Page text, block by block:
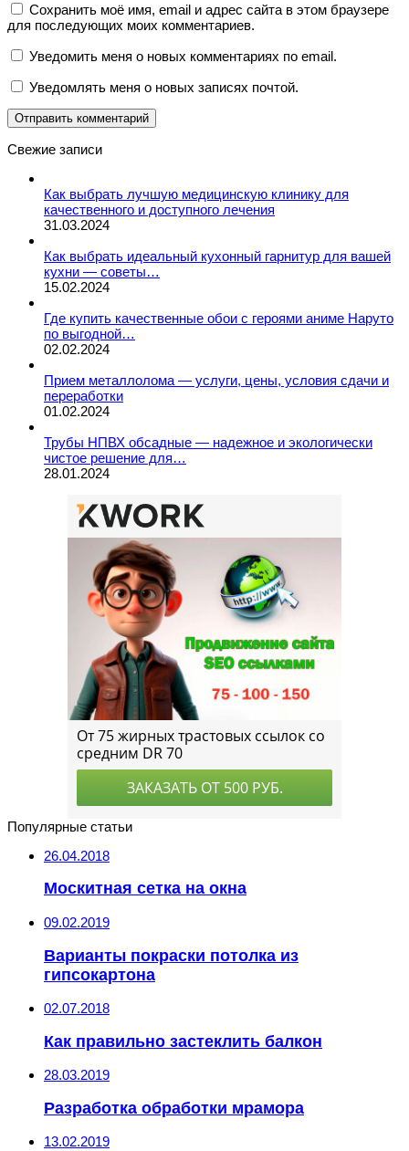
Сохранить моё имя, email и адрес сайта в этом браузере
для последующих моих комментариев.
Уведомить меня о новых комментариях по email.
Уведомлять меня о новых записях почтой.
Свежие записи
Как выбрать лучшую медицинскую клинику для
качественного и доступного лечения
31.03.2024
Как выбрать идеальный кухонный гарнитур для вашей
кухни — советы…
15.02.2024
Где купить качественные обои с героями аниме Наруто
по выгодной…
02.02.2024
Прием металлолома — услуги, цены, условия сдачи и
переработки
01.02.2024
Трубы НПВХ обсадные — надежное и экологически
чистое решение для…
28.01.2024
Популярные статьи
26.04.2018
Москитная сетка на окна
09.02.2019
Варианты покраски потолка из
гипсокартона
02.07.2018
Как правильно застеклить балкон
28.03.2019
Разработка обработки мрамора
13.02.2019